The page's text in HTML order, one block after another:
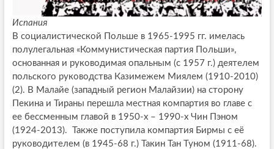
Испания
В социалистической Польше в 1965-1995 гг. имелась
полулегальная «Коммунистическая партия Польши»,
основанная и руководимая опальным (с 1957 г.) деятелем
польского руководства Казимежем Миялем (1910-2010)
(2). В Малайе (западный регион Малайзии) на сторону
Пекина и Тираны перешла местная компартия во главе с
ее бессменным главой в 1950-х – 1990-х Чин Пэном
(1924-2013). Также поступила компартия Бирмы с её
руководителем (в 1945-68 г.) Такин Тан Туном (1911-68).